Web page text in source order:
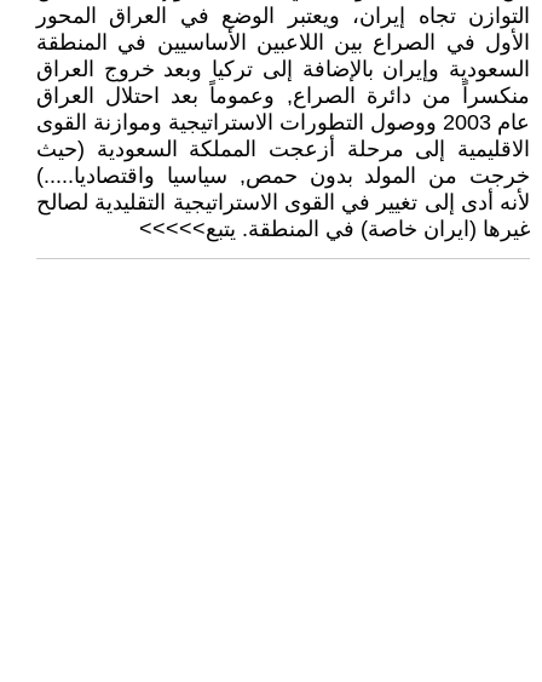
التوازن تجاه إيران، ويعتبر الوضع في العراق المحور
الأول في الصراع بين اللاعبين الأساسيين في المنطقة
السعودية وإيران بالإضافة إلى تركيا وبعد خروج العراق
منكسراً من دائرة الصراع, وعموماً بعد احتلال العراق
عام 2003 ووصول التطورات الاستراتيجية وموازنة القوى
الاقليمية إلى مرحلة أزعجت المملكة السعودية (حيث
خرجت من المولد بدون حمص, سياسيا واقتصاديا.....)
لأنه أدى إلى تغيير في القوى الاستراتيجية التقليدية لصالح
غيرها (ايران خاصة) في المنطقة. يتبع>>>>>